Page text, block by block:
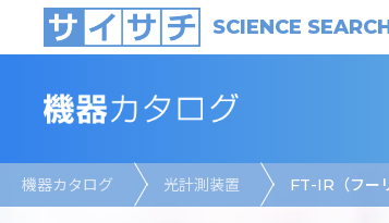
SCIENCE
機器カタログ 光計測装置 FT-IR（フー